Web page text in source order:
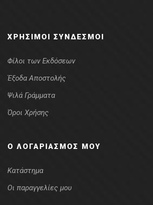
ΧΡΉΣΙΜΟΙ ΣΎΝΔΕΣΜΟΙ
Φίλοι των Εκδόσεων
Έξοδα Αποστολής
Ψιλά Γράμματα
Όροι Χρήσης
Ο ΛΟΓΑΡΙΑΣΜΌΣ ΜΟΥ
Κατάστημα
Οι παραγγελίες μου